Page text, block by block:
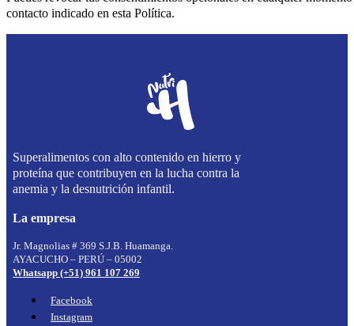
contacto indicado en esta Política.
Superalimentos con alto contenido en hierro y
proteína que contribuyen en la lucha contra la
anemia y la desnutrición infantil.
La empresa
Jr. Magnolias # 369 S.J.B. Huamanga.
AYACUCHO – PERÚ – 05002
Whatsapp (+51) 961 107 269
Facebook
Instagram